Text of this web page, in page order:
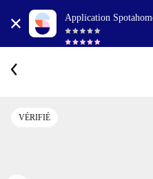
Application
VÉRIFIÉ